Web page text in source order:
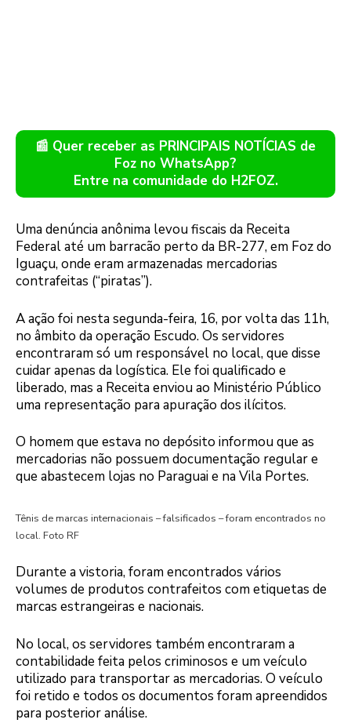
📰 Quer receber as PRINCIPAIS NOTÍCIAS de
Foz no WhatsApp?
Entre na comunidade do H2FOZ.
Uma denúncia anônima levou fiscais da Receita
Federal até um barracão perto da BR-277, em Foz do
Iguaçu, onde eram armazenadas mercadorias
contrafeitas (“piratas”).
A ação foi nesta segunda-feira, 16, por volta das 11h,
no âmbito da operação Escudo. Os servidores
encontraram só um responsável no local, que disse
cuidar apenas da logística. Ele foi qualificado e
liberado, mas a Receita enviou ao Ministério Público
uma representação para apuração dos ilícitos.
O homem que estava no depósito informou que as
mercadorias não possuem documentação regular e
que abastecem lojas no Paraguai e na Vila Portes.
Tênis de marcas internacionais – falsificados – foram encontrados no
local. Foto RF
Durante a vistoria, foram encontrados vários
volumes de produtos contrafeitos com etiquetas de
marcas estrangeiras e nacionais.
No local, os servidores também encontraram a
contabilidade feita pelos criminosos e um veículo
utilizado para transportar as mercadorias. O veículo
foi retido e todos os documentos foram apreendidos
para posterior análise.